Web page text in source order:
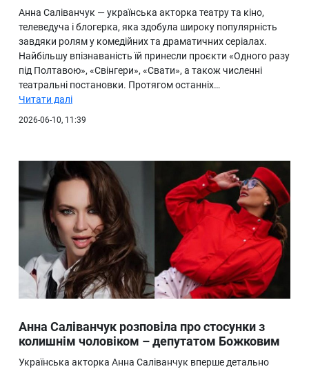
Анна Саліванчук — українська акторка театру та кіно,
телеведуча і блогерка, яка здобула широку популярність
завдяки ролям у комедійних та драматичних серіалах.
Найбільшу впізнаваність їй принесли проєкти «Одного разу
під Полтавою», «Свінгери», «Свати», а також численні
театральні постановки. Протягом останніх…
Читати далі
2026-06-10, 11:39
Анна Саліванчук розповіла про стосунки з
колишнім чоловіком – депутатом Божковим
Українська акторка Анна Саліванчук вперше детально